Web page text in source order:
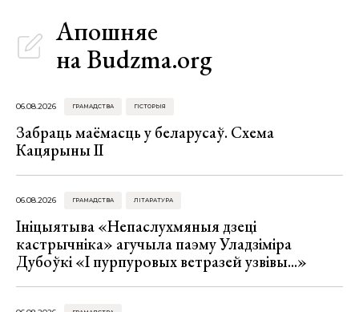
Апошняе
на Budzma.org
06.08.2026 ГРАМАДСТВА ГІСТОРЫЯ
Забраць маёмасць у беларусаў. Схема
Кацярыны ІІ
06.08.2026 ГРАМАДСТВА ЛІТАРАТУРА
Ініцыятыва «Непаслухмяныя дзеці
кастрычніка» агучыла паэму Уладзіміра
Дубоўкі «І пурпуровых ветразей узвівы...»